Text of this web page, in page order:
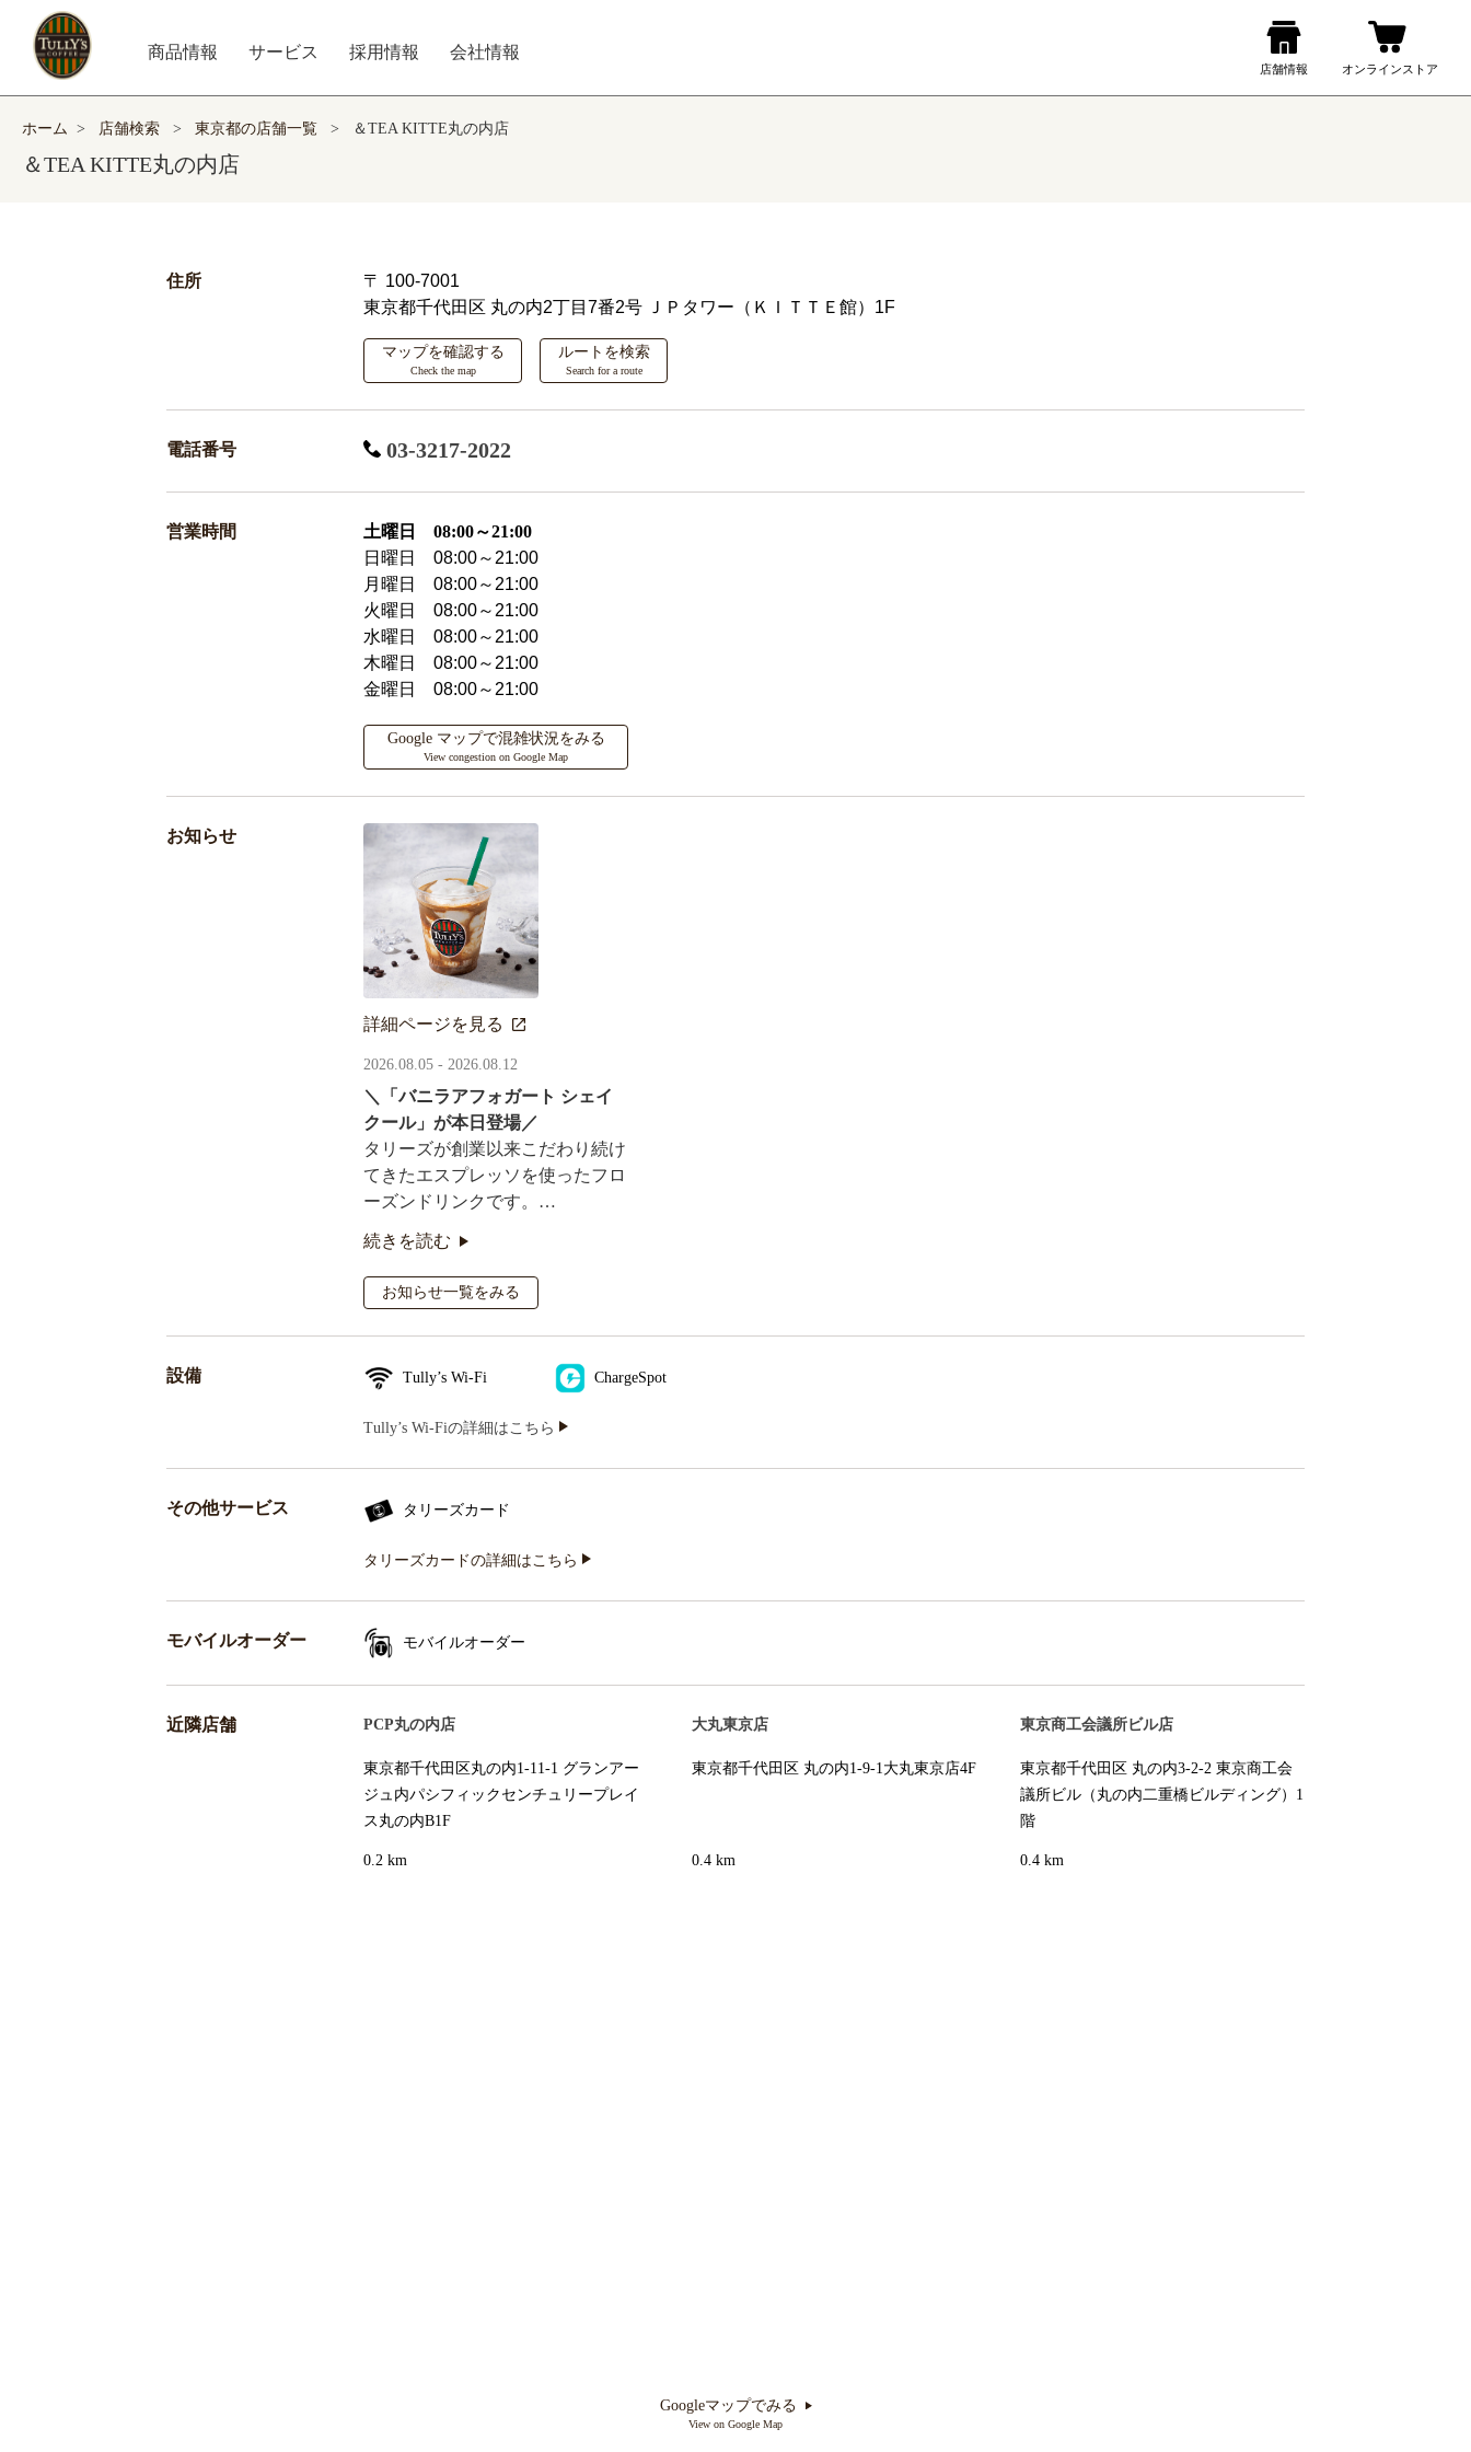
商品情報 サービス 採用情報 会社情報
ホーム > 店舗検索 > 東京都の店舗一覧 > ＆TEA KITTE丸の内店
＆TEA KITTE丸の内店
住所
〒 100-7001
東京都千代田区 丸の内2丁目7番2号 ＪＰタワー（ＫＩＴＴＥ館）1F
マップを確認する
Check the map
ルートを検索
Search for a route
電話番号 03-3217-2022
営業時間
土曜日 08:00～21:00
日曜日 08:00～21:00
月曜日 08:00～21:00
火曜日 08:00～21:00
水曜日 08:00～21:00
木曜日 08:00～21:00
金曜日 08:00～21:00
Google マップで混雑状況をみる
View congestion on Google Map
お知らせ
詳細ページを見る
2026.08.05 - 2026.08.12
＼「バニラアフォガート シェイ
クール」が本日登場／
タリーズが創業以来こだわり続け
てきたエスプレッソを使ったフロ
ーズンドリンクです。
オリジナルシールがその場で当た
るキャンペーンも実施！
続きを読む
お知らせ一覧をみる
設備 Tully’s Wi-Fi ChargeSpot
Tully’s Wi-Fiの詳細はこちら
その他サービス タリーズカード
タリーズカードの詳細はこちら
モバイルオーダー モバイルオーダー
近隣店舗 PCP丸の内店
東京都千代田区丸の内1-11-1 グランアー
ジュ内パシフィックセンチュリープレイ
ス丸の内B1F
0.2 km
大丸東京店
東京都千代田区 丸の内1-9-1大丸東京店4F
0.4 km
東京商工会議所ビル店
東京都千代田区 丸の内3-2-2 東京商工会
議所ビル（丸の内二重橋ビルディング）1
階
0.4 km
Googleマップでみる
View on Google Map